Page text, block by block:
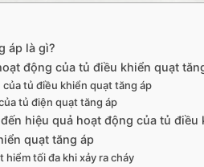
áp là gì?
động của tủ điều khiển quạt
tủ điều khiển quạt tăng áp
tủ điện quạt tăng áp
hiệu quả hoạt động của tủ điều
quạt tăng áp
hiểm tối đa khi xảy ra cháy